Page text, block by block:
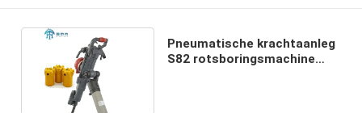
Pneumatische krachtaanleg
S82 rotsboringsmachine